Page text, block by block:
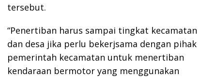
tersebut.
“Penertiban harus sampai tingkat kecamatan
dan desa jika perlu bekerjsama dengan pihak
pemerintah kecamatan untuk menertiban
kendaraan bermotor yang menggunakan